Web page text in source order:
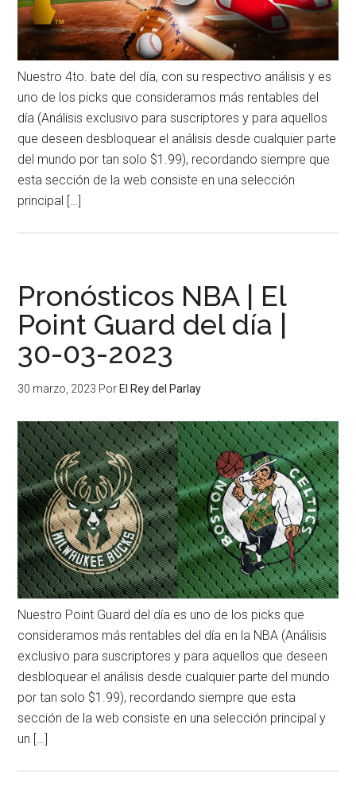
Nuestro 4to. bate del día, con su respectivo análisis y es
uno de los picks que consideramos más rentables del
día (Análisis exclusivo para suscriptores y para aquellos
que deseen desbloquear el análisis desde cualquier parte
del mundo por tan solo $1.99), recordando siempre que
esta sección de la web consiste en una selección
principal […]
Pronósticos NBA | El
Point Guard del día |
30-03-2023
30 marzo, 2023 Por El Rey del Parlay
Nuestro Point Guard del día es uno de los picks que
consideramos más rentables del día en la NBA (Análisis
exclusivo para suscriptores y para aquellos que deseen
desbloquear el análisis desde cualquier parte del mundo
por tan solo $1.99), recordando siempre que esta
sección de la web consiste en una selección principal y
un […]